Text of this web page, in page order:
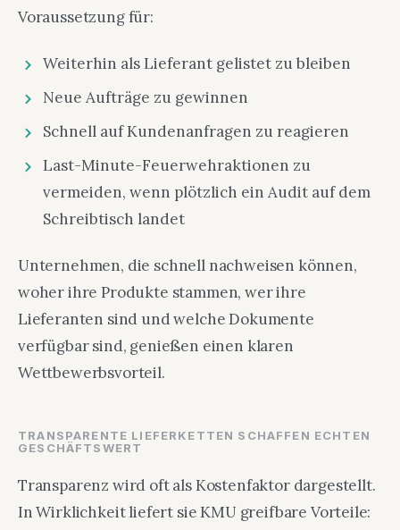
Voraussetzung für:
Weiterhin als Lieferant gelistet zu bleiben
Neue Aufträge zu gewinnen
Schnell auf Kundenanfragen zu reagieren
Last-Minute-Feuerwehraktionen zu
vermeiden, wenn plötzlich ein Audit auf dem
Schreibtisch landet
Unternehmen, die schnell nachweisen können,
woher ihre Produkte stammen, wer ihre
Lieferanten sind und welche Dokumente
verfügbar sind, genießen einen klaren
Wettbewerbsvorteil.
TRANSPARENTE LIEFERKETTEN SCHAFFEN ECHTEN
GESCHÄFTSWERT
Transparenz wird oft als Kostenfaktor dargestellt.
In Wirklichkeit liefert sie KMU greifbare Vorteile: